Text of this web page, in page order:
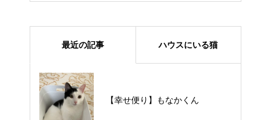
最近の記事 ハウスにいる猫
【幸せ便り】もなかくん
【里親様募集中】メメちゃん